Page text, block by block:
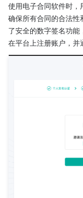
使用电子合同软件时
确保所有合同的合法
了安全的数字签名功
在平台上注册账户，并